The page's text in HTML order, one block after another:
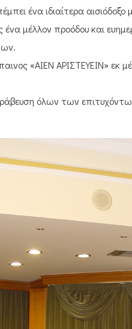
ένα ιδιαίτερα αισιόδοξο
μέλλον προόδου και
«ΑΙΕΝ ΑΡΙΣΤΕΥΕΙΝ» εκ
όλων των